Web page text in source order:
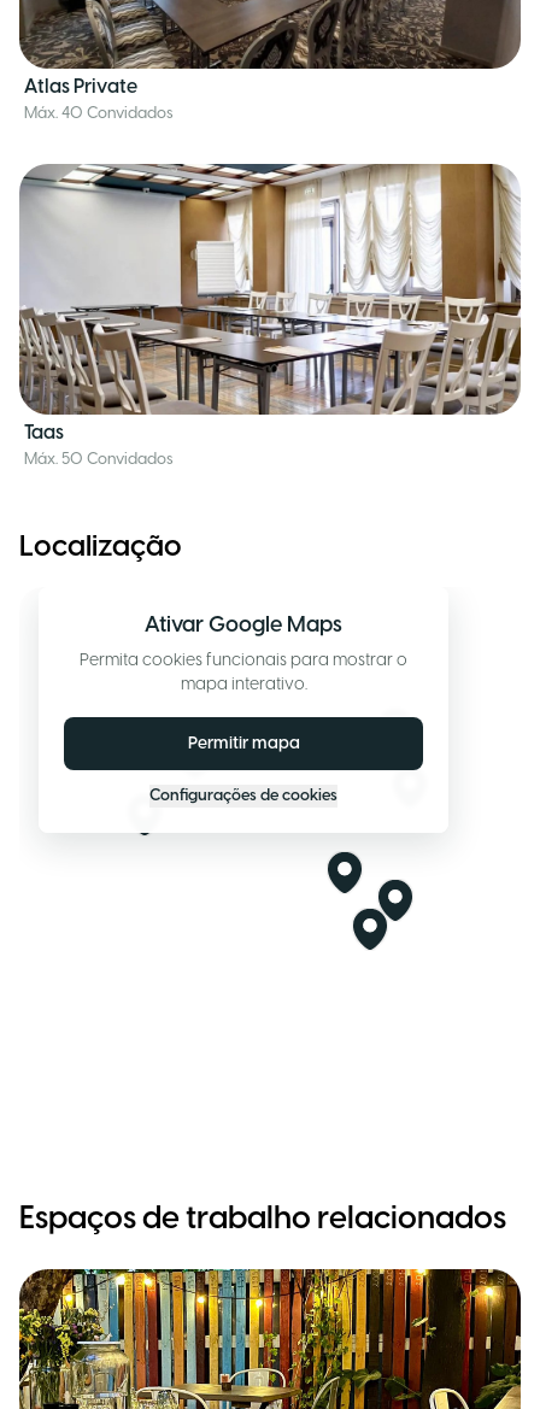
Atlas Private
Máx. 40 Convidados
Taas
Máx. 50 Convidados
Localização
Ativar Google Maps
Permita cookies funcionais para mostrar o
mapa interativo.
Permitir mapa
Configurações de cookies
Espaços de trabalho relacionados